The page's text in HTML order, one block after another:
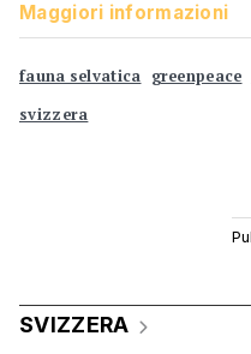
Maggiori informazioni
fauna selvatica greenpeace
svizzera
SVIZZERA